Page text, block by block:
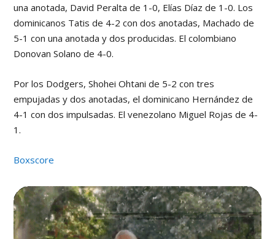
una anotada, David Peralta de 1-0, Elías Díaz de 1-0. Los
dominicanos Tatis de 4-2 con dos anotadas, Machado de
5-1 con una anotada y dos producidas. El colombiano
Donovan Solano de 4-0.
Por los Dodgers, Shohei Ohtani de 5-2 con tres
empujadas y dos anotadas, el dominicano Hernández de
4-1 con dos impulsadas. El venezolano Miguel Rojas de 4-
1.
Boxscore